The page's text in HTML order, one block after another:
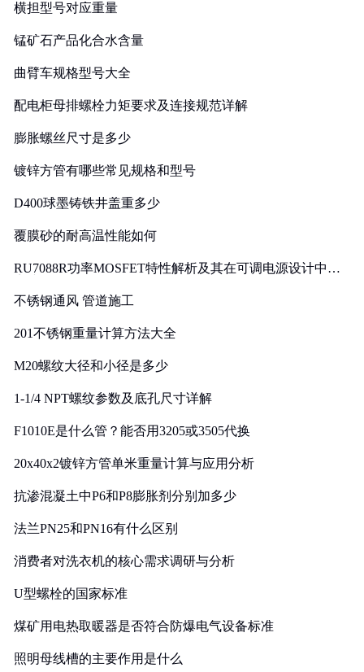
横担型号对应重量
锰矿石产品化合水含量
曲臂车规格型号大全
配电柜母排螺栓力矩要求及连接规范详解
膨胀螺丝尺寸是多少
镀锌方管有哪些常见规格和型号
D400球墨铸铁井盖重多少
覆膜砂的耐高温性能如何
RU7088R功率MOSFET特性解析及其在可调电源设计中的
不锈钢通风 管道施工
201不锈钢重量计算方法大全
M20螺纹大径和小径是多少
1-1/4 NPT螺纹参数及底孔尺寸详解
F1010E是什么管？能否用3205或3505代换
20x40x2镀锌方管单米重量计算与应用分析
抗渗混凝土中P6和P8膨胀剂分别加多少
法兰PN25和PN16有什么区别
消费者对洗衣机的核心需求调研与分析
U型螺栓的国家标准
煤矿用电热取暖器是否符合防爆电气设备标准
照明母线槽的主要作用是什么